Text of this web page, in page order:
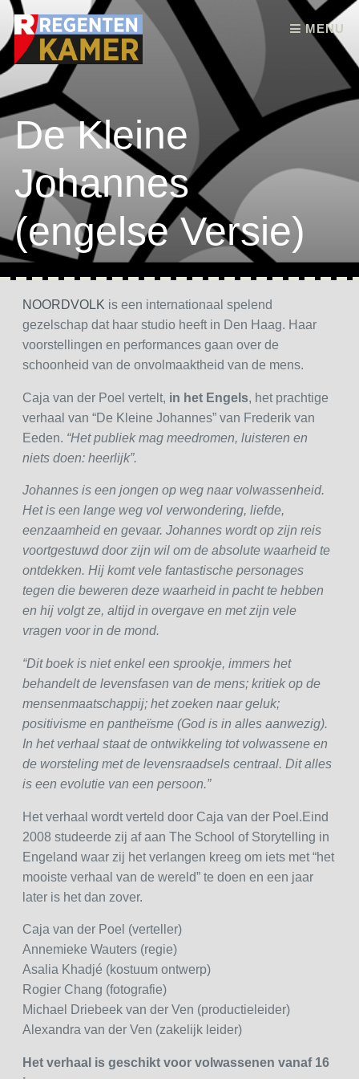
MENU
Skip to content
De Kleine
Johannes
(engelse Versie)
NOORDVOLK is een internationaal spelend
gezelschap dat haar studio heeft in Den Haag. Haar
voorstellingen en performances gaan over de
schoonheid van de onvolmaaktheid van de mens.
Caja van der Poel vertelt, in het Engels, het prachtige
verhaal van “De Kleine Johannes” van Frederik van
Eeden. “Het publiek mag meedromen, luisteren en
niets doen: heerlijk”.
Johannes is een jongen op weg naar volwassenheid.
Het is een lange weg vol verwondering, liefde,
eenzaamheid en gevaar. Johannes wordt op zijn reis
voortgestuwd door zijn wil om de absolute waarheid te
ontdekken. Hij komt vele fantastische personages
tegen die beweren deze waarheid in pacht te hebben
en hij volgt ze, altijd in overgave en met zijn vele
vragen voor in de mond.
“Dit boek is niet enkel een sprookje, immers het
behandelt de levensfasen van de mens; kritiek op de
mensenmaatschappij; het zoeken naar geluk;
positivisme en pantheïsme (God is in alles aanwezig).
In het verhaal staat de ontwikkeling tot volwassene en
de worsteling met de levensraadsels centraal. Dit alles
is een evolutie van een persoon.”
Het verhaal wordt verteld door Caja van der Poel.Eind
2008 studeerde zij af aan The School of Storytelling in
Engeland waar zij het verlangen kreeg om iets met “het
mooiste verhaal van de wereld” te doen en een jaar
later is het dan zover.
Caja van der Poel (verteller)
Annemieke Wauters (regie)
Asalia Khadjé (kostuum ontwerp)
Rogier Chang (fotografie)
Michael Driebeek van der Ven (productieleider)
Alexandra van der Ven (zakelijk leider)
Het verhaal is geschikt voor volwassenen vanaf 16